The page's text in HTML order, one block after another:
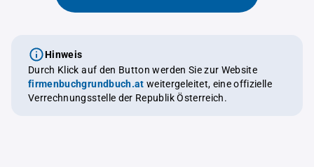
Hinweis
Durch Klick auf den Button werden Sie zur Website
firmenbuchgrundbuch.at weitergeleitet, eine offizielle
Verrechnungsstelle der Republik Österreich.